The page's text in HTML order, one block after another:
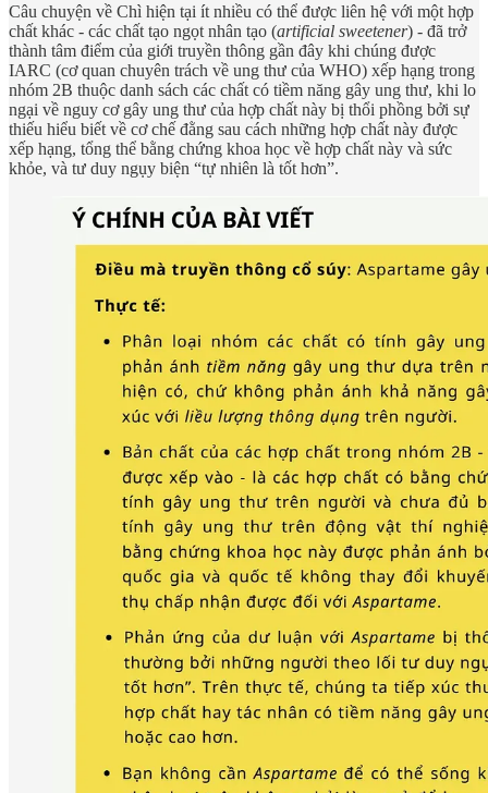
Câu chuyện về Chì hiện tại ít nhiều có thể được liên hệ với một hợp
chất khác - các chất tạo ngọt nhân tạo (artificial sweetener) - đã trở
thành tâm điểm của giới truyền thông gần đây khi chúng được
IARC (cơ quan chuyên trách về ung thư của WHO) xếp hạng trong
nhóm 2B thuộc danh sách các chất có tiềm năng gây ung thư, khi lo
ngại về nguy cơ gây ung thư của hợp chất này bị thổi phồng bởi sự
thiếu hiểu biết về cơ chế đằng sau cách những hợp chất này được
xếp hạng, tổng thể bằng chứng khoa học về hợp chất này và sức
khỏe, và tư duy ngụy biện “tự nhiên là tốt hơn”.